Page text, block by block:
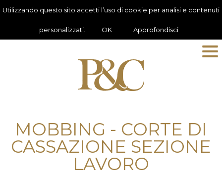
Utilizzando questo sito accetti l’uso di cookie per analisi e contenuti
personalizzati. OK Approfondisci
MOBBING - CORTE DI
CASSAZIONE SEZIONE
LAVORO